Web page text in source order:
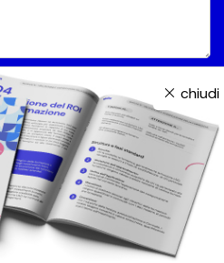
privacye autorizzo
di Marketing (paragrafo C
volta al perseguimento delle finalità
privacy)
chiudi